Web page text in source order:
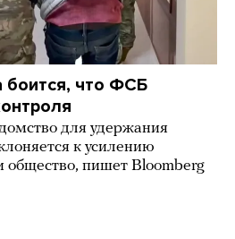
боится, что ФСБ
для удержания
к усилению
общество, пишет Bloomberg